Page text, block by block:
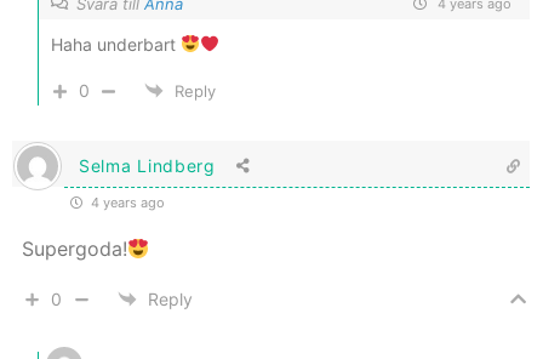
4 years ago
Haha underbart
0 Reply
Selma Lindberg
4 years ago
Supergoda!
0 Reply